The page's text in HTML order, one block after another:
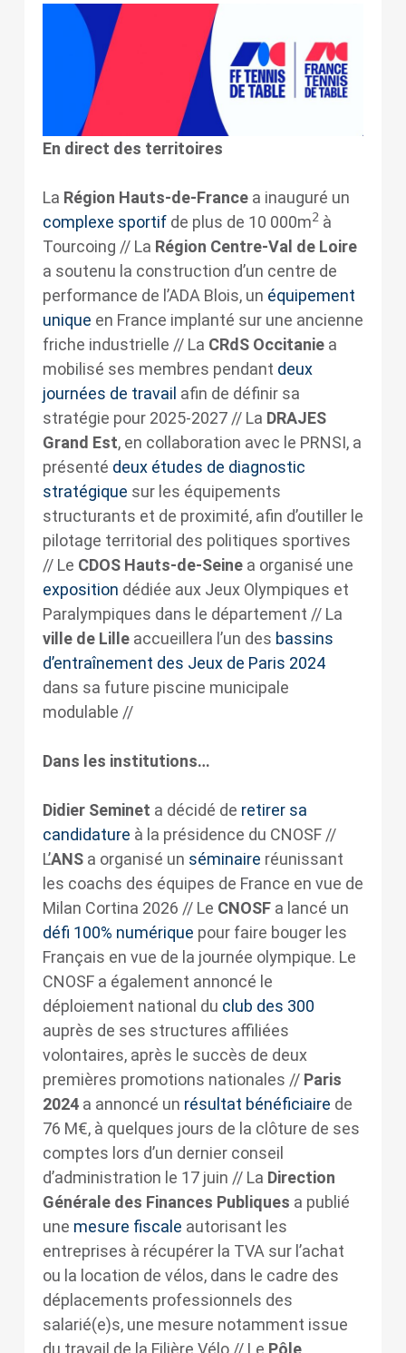
En direct des territoires
La Région Hauts-de-Francea inauguré un
complexe sportifde plus de 10 000m2à
Tourcoing // La Région Centre-Val de Loire
a soutenu la construction d’un centre de
performance de l’ADA Blois, un équipement
unique en France implanté sur une ancienne
friche industrielle // La CRdS Occitaniea
mobilisé ses membres pendant deux
journées de travail afin de définir sa
stratégie pour 2025-2027 // La DRAJES
Grand Est, en collaboration avec le PRNSI, a
présenté deux études de diagnostic
stratégique sur les équipements
structurants et de proximité, afin d’outiller le
pilotage territorial des politiques sportives
// Le CDOS Hauts-de-Seinea organisé une
exposition dédiée aux Jeux Olympiques et
Paralympiques dans le département // La
ville de Lille accueillera l’un des bassins
d’entraînement des Jeux de Paris 2024
dans sa future piscine municipale
modulable //
Dans les institutions…
Didier Seminet a décidé de retirer sa
candidature à la présidence du CNOSF //
L’ANSa organisé un séminaire réunissant
les coachs des équipes de France en vue de
Milan Cortina 2026 // Le CNOSFa lancé un
défi 100% numérique pour faire bouger les
Français en vue de la journée olympique. Le
CNOSF a également annoncé le
déploiement national du club des 300
auprès de ses structures affiliées
volontaires, après le succès de deux
premières promotions nationales // Paris
2024a annoncé un résultat bénéficiaire de
76 M€, à quelques jours de la clôture de ses
comptes lors d’un dernier conseil
d’administration le 17 juin // La Direction
Générale des Finances Publiques a publié
une mesure fiscale autorisant les
entreprises à récupérer la TVA sur l’achat
ou la location de vélos, dans le cadre des
déplacements professionnels des
salarié(e)s, une mesure notamment issue
du travail de la Filière Vélo // Le Pôle